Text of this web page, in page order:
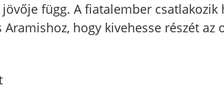
jövője függ. A fiatalember
Aramishoz, hogy kivehesse részét